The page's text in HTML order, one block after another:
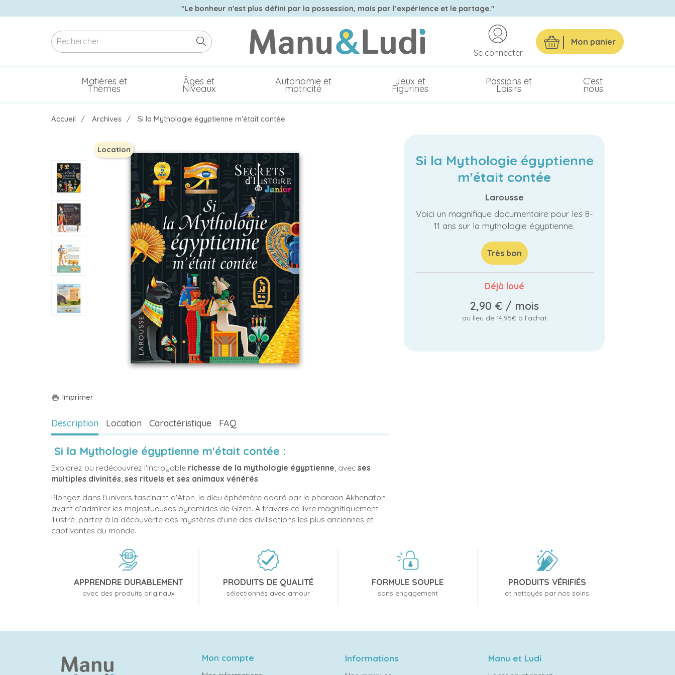
"Le bonheur n'est plus défini par la possession, mais par l’expérience et le partage."
Mon panier
Se connecter
Matières et
Thèmes
Âges et
Niveaux
Autonomie et
motricité
Jeux et
Figurines
Passions et
Loisirs
C'est
nous
Accueil Archives Si la Mythologie égyptienne m'était contée
Location
print Imprimer
Si la Mythologie égyptienne
m'était contée
Larousse
Voici un magnifique documentaire pour les 8-
11 ans sur la mythologie égyptienne.
Très bon
Déjà loué
2,90 €/ mois
au lieu de 14,95€ à l'achat
Description Location Caractéristique FAQ
Si la Mythologie égyptienne m'était contée :
Explorez ou redécouvrez l'incroyable richesse de la mythologie égyptienne, avec ses
multiples divinités, ses rituels et ses animaux vénérés.
Plongez dans l'univers fascinant d'Aton, le dieu éphémère adoré par le pharaon Akhenaton,
avant d'admirer les majestueuses pyramides de Gizeh. À travers ce livre magnifiquement
illustré, partez à la découverte des mystères d'une des civilisations les plus anciennes et
captivantes du monde.
APPRENDRE DURABLEMENT
avec des produits originaux
PRODUITS DE QUALITÉ
sélectionnés avec amour
FORMULE SOUPLE
sans engagement
PRODUITS VÉRIFIÉS
et nettoyés par nos soins
Mon compte Informations Manu et Ludi